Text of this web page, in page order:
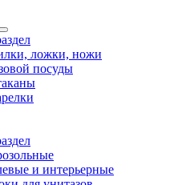
ложки, ножи
посуды
и интерьерные